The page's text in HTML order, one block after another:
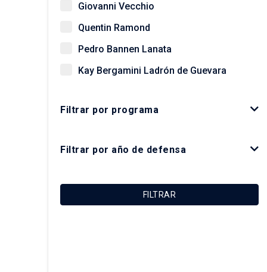
Giovanni Vecchio
Quentin Ramond
Pedro Bannen Lanata
Kay Bergamini Ladrón de Guevara
Óscar Figueroa Monsalve
Macarena Ibarra Alonso
Christian Matus Madrid
Filtrar por programa
Filtrar por año de defensa
FILTRAR